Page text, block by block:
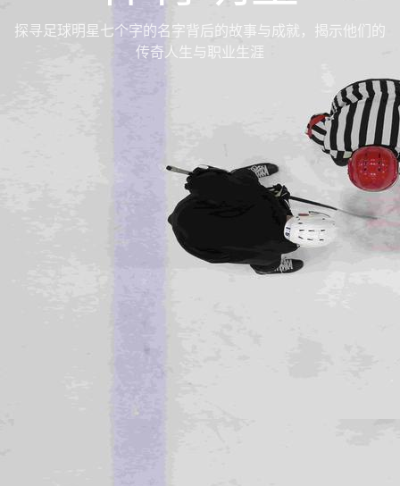
探寻足球明星七个字的名字背后的故事与成就，揭示他们的
传奇人生与职业生涯